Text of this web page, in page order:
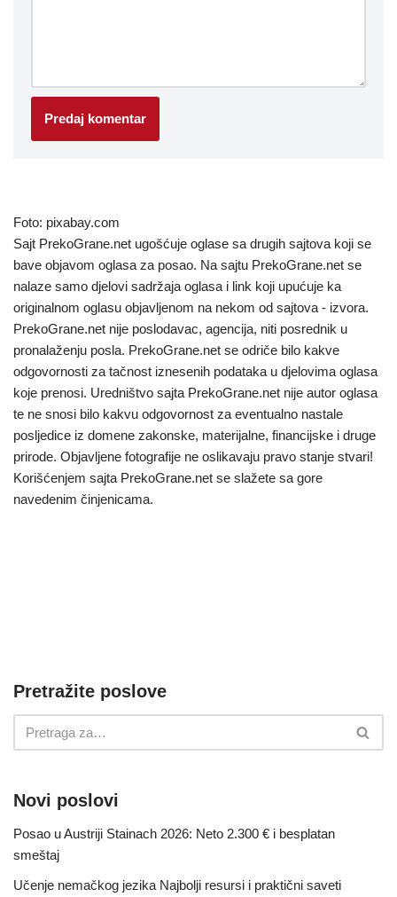
Foto: pixabay.com
Sajt PrekoGrane.net ugošćuje oglase sa drugih sajtova koji se
bave objavom oglasa za posao. Na sajtu PrekoGrane.net se
nalaze samo djelovi sadržaja oglasa i link koji upućuje ka
originalnom oglasu objavljenom na nekom od sajtova - izvora.
PrekoGrane.net nije poslodavac, agencija, niti posrednik u
pronalaženju posla. PrekoGrane.net se odriče bilo kakve
odgovornosti za tačnost iznesenih podataka u djelovima oglasa
koje prenosi. Uredništvo sajta PrekoGrane.net nije autor oglasa
te ne snosi bilo kakvu odgovornost za eventualno nastale
posljedice iz domene zakonske, materijalne, financijske i druge
prirode. Objavljene fotografije ne oslikavaju pravo stanje stvari!
Korišćenjem sajta PrekoGrane.net se slažete sa gore
navedenim činjenicama.
Pretražite poslove
Novi poslovi
Posao u Austriji Stainach 2026: Neto 2.300 € i besplatan
smeštaj
Učenje nemačkog jezika Najbolji resursi i praktični saveti